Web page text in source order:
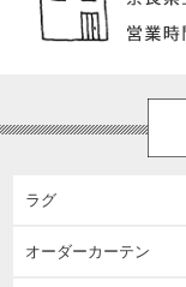
ラグ
オーダーカーテン